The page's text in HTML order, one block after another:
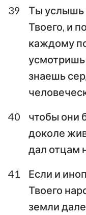
1 2
15
16
22
39
Ты услышь
Твоего, и
каждому
усмотришь
знаешь
40
чтобы они
доколе
дал отцам
41
Если и
Твоего
земли